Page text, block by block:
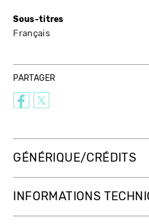
Sous-titres
Français
PARTAGER
GÉNÉRIQUE/CRÉDITS
INFORMATIONS